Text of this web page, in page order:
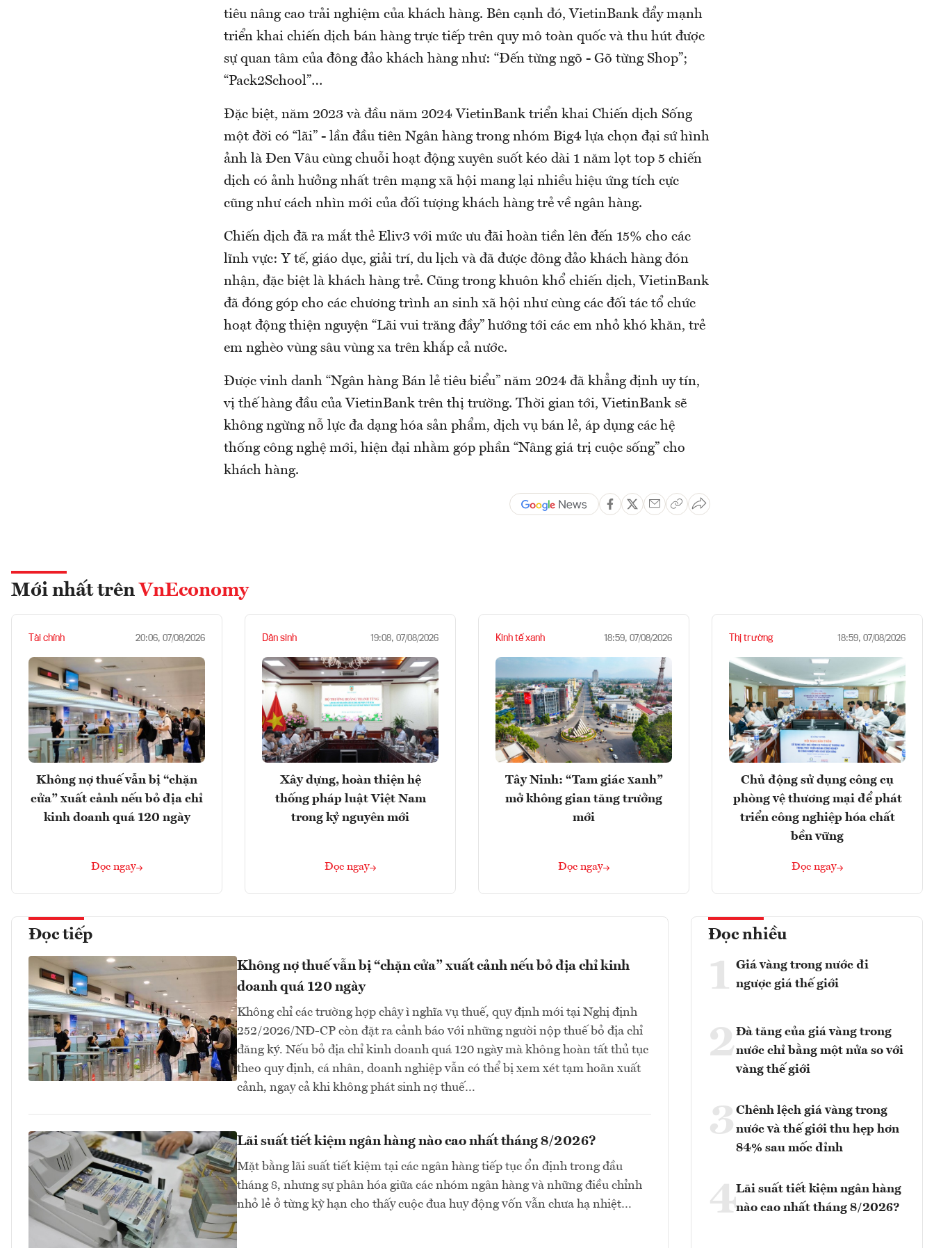
tiêu nâng cao trải nghiệm của khách hàng. Bên cạnh đó, VietinBank đẩy mạnh
triển khai chiến dịch bán hàng trực tiếp trên quy mô toàn quốc và thu hút được
sự quan tâm của đông đảo khách hàng như: “Đến từng ngõ - Gõ từng Shop”;
“Pack2School”…
Đặc biệt, năm 2023 và đầu năm 2024 VietinBank triển khai Chiến dịch Sống
một đời có “lãi” - lần đầu tiên Ngân hàng trong nhóm Big4 lựa chọn đại sứ hình
ảnh là Đen Vâu cùng chuỗi hoạt động xuyên suốt kéo dài 1 năm lọt top 5 chiến
dịch có ảnh hưởng nhất trên mạng xã hội mang lại nhiều hiệu ứng tích cực
cũng như cách nhìn mới của đối tượng khách hàng trẻ về ngân hàng.
Chiến dịch đã ra mắt thẻ Eliv3 với mức ưu đãi hoàn tiền lên đến 15% cho các
lĩnh vực: Y tế, giáo dục, giải trí, du lịch và đã được đông đảo khách hàng đón
nhận, đặc biệt là khách hàng trẻ. Cũng trong khuôn khổ chiến dịch, VietinBank
đã đóng góp cho các chương trình an sinh xã hội như cùng các đối tác tổ chức
hoạt động thiện nguyện “Lãi vui trăng đầy” hướng tới các em nhỏ khó khăn, trẻ
em nghèo vùng sâu vùng xa trên khắp cả nước.
Được vinh danh “Ngân hàng Bán lẻ tiêu biểu” năm 2024 đã khẳng định uy tín,
vị thế hàng đầu của VietinBank trên thị trường. Thời gian tới, VietinBank sẽ
không ngừng nỗ lực đa dạng hóa sản phẩm, dịch vụ bán lẻ, áp dụng các hệ
thống công nghệ mới, hiện đại nhằm góp phần “Nâng giá trị cuộc sống” cho
khách hàng.
Mới nhất trên VnEconomy
Tài chính 20:06, 07/08/2026
Không nợ thuế vẫn bị “chặn
cửa” xuất cảnh nếu bỏ địa chỉ
kinh doanh quá 120 ngày
Đọc ngay
Dân sinh 19:08, 07/08/2026
Xây dựng, hoàn thiện hệ
thống pháp luật Việt Nam
trong kỷ nguyên mới
Đọc ngay
Kinh tế xanh 18:59, 07/08/2026
Tây Ninh: “Tam giác xanh”
mở không gian tăng trưởng
mới
Đọc ngay
Thị trường 18:59, 07/08/2026
Chủ động sử dụng công cụ
phòng vệ thương mại để phát
triển công nghiệp hóa chất
bền vững
Đọc ngay
Đọc tiếp
Không nợ thuế vẫn bị “chặn cửa” xuất cảnh nếu bỏ địa chỉ kinh
doanh quá 120 ngày
Không chỉ các trường hợp chây ì nghĩa vụ thuế, quy định mới tại Nghị định
252/2026/NĐ-CP còn đặt ra cảnh báo với những người nộp thuế bỏ địa chỉ
đăng ký. Nếu bỏ địa chỉ kinh doanh quá 120 ngày mà không hoàn tất thủ tục
theo quy định, cá nhân, doanh nghiệp vẫn có thể bị xem xét tạm hoãn xuất
cảnh, ngay cả khi không phát sinh nợ thuế…
Lãi suất tiết kiệm ngân hàng nào cao nhất tháng 8/2026?
Mặt bằng lãi suất tiết kiệm tại các ngân hàng tiếp tục ổn định trong đầu
tháng 8, nhưng sự phân hóa giữa các nhóm ngân hàng và những điều chỉnh
nhỏ lẻ ở từng kỳ hạn cho thấy cuộc đua huy động vốn vẫn chưa hạ nhiệt…
Đọc nhiều
1 Giá vàng trong nước đi
ngược giá thế giới
2Đà tăng của giá vàng trong
nước chỉ bằng một nửa so với
vàng thế giới
3 Chênh lệch giá vàng trong
nước và thế giới thu hẹp hơn
84% sau mốc đỉnh
4Lãi suất tiết kiệm ngân hàng
nào cao nhất tháng 8/2026?